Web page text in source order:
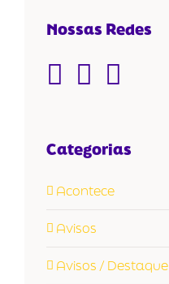
Nossas Redes
Categorias
Acontece
Avisos
Avisos / Destaque